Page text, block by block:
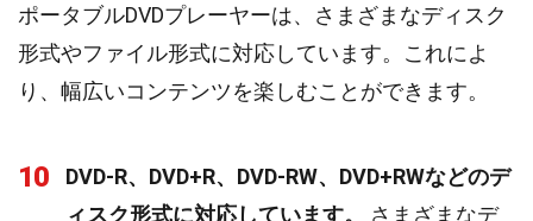
ポータブルDVDプレーヤーは、さまざまなディスク
形式やファイル形式に対応しています。これによ
り、幅広いコンテンツを楽しむことができます。
10
DVD-R、DVD+R、DVD-RW、DVD+RWなどのデ
ィスク形式に対応しています。
さまざまなデ